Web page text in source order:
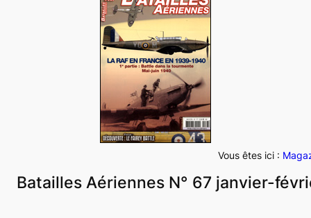
h
e
r
c
h
e
r
Vous êtes ici :
Batailles Aériennes N° 67 janvier-